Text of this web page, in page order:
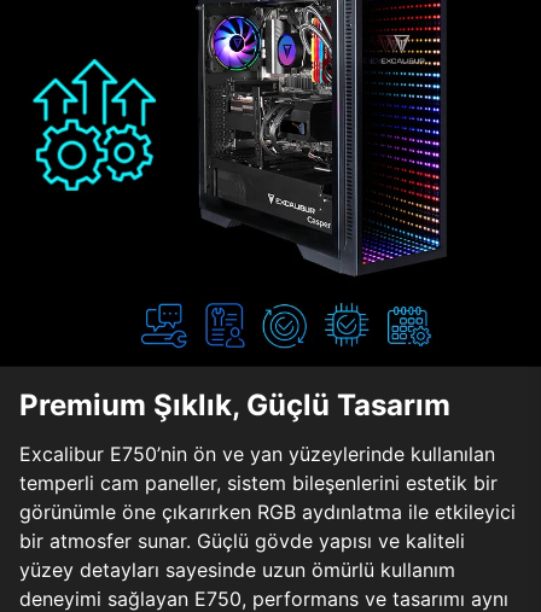
Premium Şıklık, Güçlü Tasarım
Excalibur E750’nin ön ve yan yüzeylerinde kullanılan
temperli cam paneller, sistem bileşenlerini estetik bir
görünümle öne çıkarırken RGB aydınlatma ile etkileyici
bir atmosfer sunar. Güçlü gövde yapısı ve kaliteli
yüzey detayları sayesinde uzun ömürlü kullanım
deneyimi sağlayan E750, performans ve tasarımı aynı